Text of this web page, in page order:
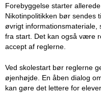
Forebyggelse starter
Nikotinpolitikken bør sendes
øvrigt informationsmateriale,
fra start. Det kan også være
accept af reglerne.
Ved skolestart bør reglerne
øjenhøjde. En åben dialog
kan gøre det lettere for